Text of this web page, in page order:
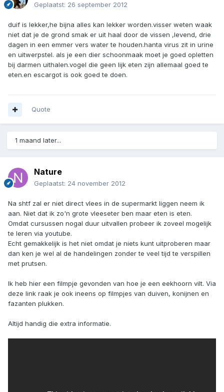
Geplaatst: 26 september 2012
duif is lekker,he bijna alles kan lekker worden.visser weten waak
niet dat je de grond smak er uit haal door de vissen ,levend, drie
dagen in een emmer vers water te houden.hanta virus zit in urine
en uitwerpstel. als je een dier schoonmaak moet je goed opletten
bij darmen uithalen.vogel die geen lijk eten zijn allemaal goed te
eten.en escargot is ook goed te doen.
Quote
1 maand later...
Nature
Geplaatst: 24 november 2012
Na shtf zal er niet direct vlees in de supermarkt liggen neem ik
aan. Niet dat ik zo'n grote vleeseter ben maar eten is eten.
Omdat cursussen nogal duur uitvallen probeer ik zoveel mogelijk
te leren via youtube.
Echt gemakkelijk is het niet omdat je niets kunt uitproberen maar
dan ken je wel al de handelingen zonder te veel tijd te verspillen
met prutsen.
Ik heb hier een filmpje gevonden van hoe je een eekhoorn vilt. Via
deze link raak je ook ineens op filmpjes van duiven, konijnen en
fazanten plukken.
Altijd handig die extra informatie.